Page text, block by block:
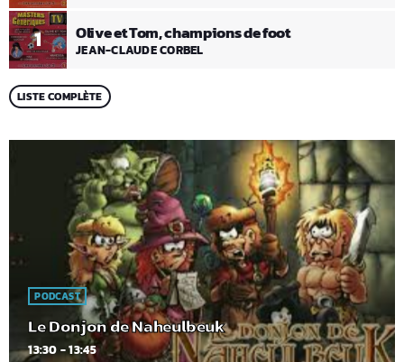
1 Olive et Tom, champions de foot
JEAN-CLAUDE CORBEL
LISTE COMPLÈTE
PODCAST
Le Donjon de Naheulbeuk
13:30 - 13:45